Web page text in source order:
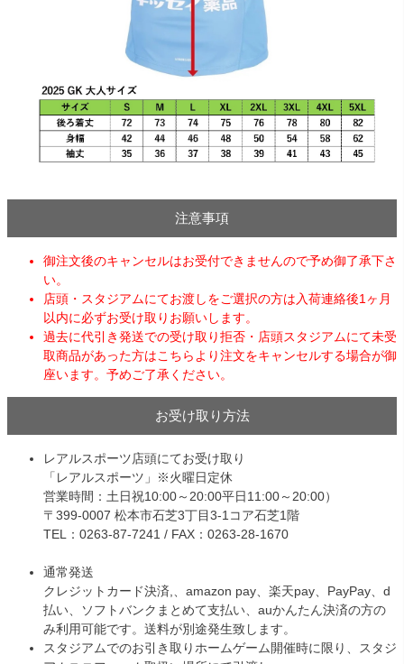
注意事項
御注文後のキャンセルはお受付できませんので予め御了承下さ
い。
店頭・スタジアムにてお渡しをご選択の方は入荷連絡後1ヶ月
以内に必ずお受け取りお願いします。
過去に代引き発送での受け取り拒否・店頭スタジアムにて未受
取商品があった方はこちらより注文をキャンセルする場合が御
座います。予めご了承ください。
お受け取り方法
レアルスポーツ店頭にてお受け取り
「レアルスポーツ」※火曜日定休
営業時間：土日祝10:00～20:00平日11:00～20:00）
〒399-0007 松本市石芝3丁目3-1コア石芝1階
TEL：0263-87-7241 / FAX：0263-28-1670
通常発送
クレジットカード決済,、amazon pay、楽天pay、PayPay、d
払い、ソフトバンクまとめて支払い、auかんたん決済の方の
み利用可能です。送料が別途発生致します。
スタジアムでのお引き取りホームゲーム開催時に限り、スタジ